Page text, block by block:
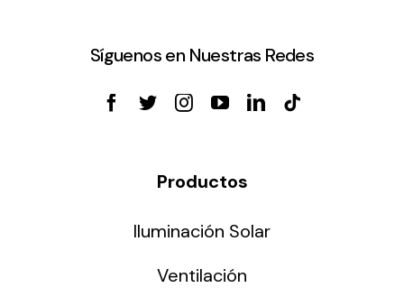
Síguenos en Nuestras Redes
Productos
Iluminación Solar
Ventilación